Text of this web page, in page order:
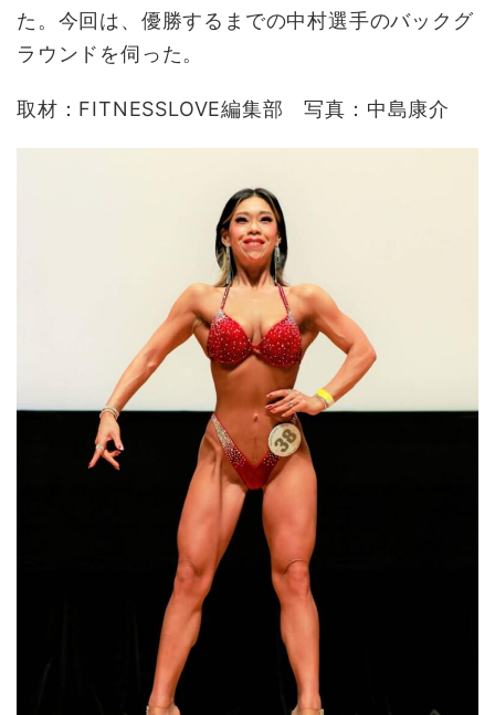
た。今回は、優勝するまでの中村選手のバックグ
ラウンドを伺った。
取材：FITNESSLOVE編集部 写真：中島康介